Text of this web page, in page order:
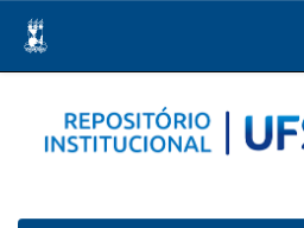
navigation